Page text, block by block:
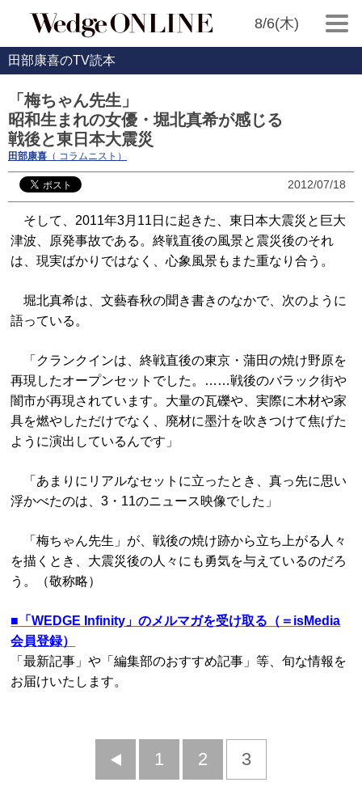
8/6(木)
田部康喜のTV読本
「梅ちゃん先生」
昭和生まれの女優・堀北真希が感じる
戦後と東日本大震災
田部康喜 （ コラムニスト）
2012/07/18
そして、2011年3月11日に起きた、東日本大震災と巨大
津波、原発事故である。終戦直後の風景と震災後のそれ
は、現実ばかりではなく、心象風景もまた重なり合う。
堀北真希は、文藝春秋の聞き書きのなかで、次のように
語っている。
「クランクインは、終戦直後の東京・蒲田の焼け野原を
再現したオープンセットでした。……戦後のバラック街や
闇市が再現されています。大量の瓦礫や、実際に木材や家
具を燃やしただけでなく、廃材に墨汁を吹きつけて焦げた
ように演出しているんです」
「あまりにリアルなセットに立ったとき、真っ先に思い
浮かべたのは、3・11のニュース映像でした」
「梅ちゃん先生」が、戦後の焼け跡から立ち上がる人々
を描くとき、大震災後の人々にも勇気を与えているのだろ
う。（敬称略）
■ 「WEDGE Infinity」のメルマガを受け取る（＝isMedia
会員登録）
「最新記事」や「編集部のおすすめ記事」等、旬な情報を
お届けいたします。
前
1 2 3